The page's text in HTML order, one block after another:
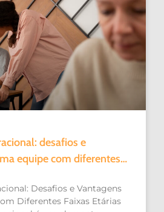
desafios e
equipe com diferentes
Desafios e Vantagens
Diferentes Faixas Etárias